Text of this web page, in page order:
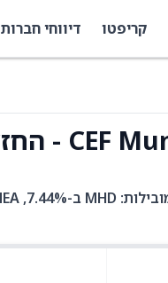
קריפטו דיווחי חברות